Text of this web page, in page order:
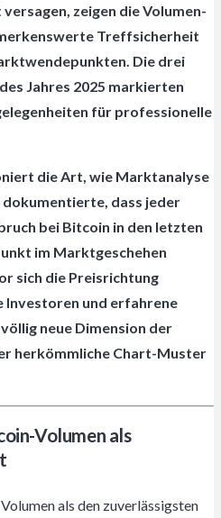
zeigen die Volumen-
Treffsicherheit
Die drei
Jahres 2025 markierten
für professionelle
die Art, wie Marktanalyse
dass jeder
bei Bitcoin in den letzten
im Marktgeschehen
sich die Preisrichtung
und erfahrene
neue Dimension der
herkömmliche Chart-Muster
Volumen als
als den zuverlässigsten